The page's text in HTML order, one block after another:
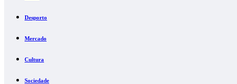
Desporto
Mercado
Cultura
Sociedade